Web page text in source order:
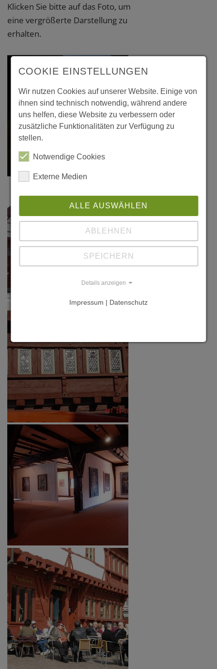
Klicken Sie bitte auf das Foto, um
eine vergrößerte Darstellung zu
erhalten.
COOKIE EINSTELLUNGEN
Wir nutzen Cookies auf unserer Website. Einige von
ihnen sind technisch notwendig, während andere
uns helfen, diese Website zu verbessern oder
zusätzliche Funktionalitäten zur Verfügung zu
stellen.
Notwendige Cookies
Externe Medien
ALLE AUSWÄHLEN
ABLEHNEN
SPEICHERN
Details anzeigen
Impressum | Datenschutz